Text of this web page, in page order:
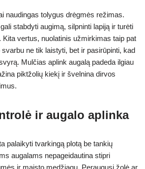
naudingas tolygus drėgmės režimas.
stabdyti augimą, silpninti lapiją ir turėti
vertus, nuolatinis užmirkimas taip pat
ne tik laistyti, bet ir pasirūpinti, kad
Mulčias aplink augalą padeda ilgiau
piktžolių kiekį ir švelnina dirvos
ir augalo aplinka
palaikyti tvarkingą plotą be tankių
augalams nepageidautina stipri
ir maisto medžiagų. Peraugusi žolė ar